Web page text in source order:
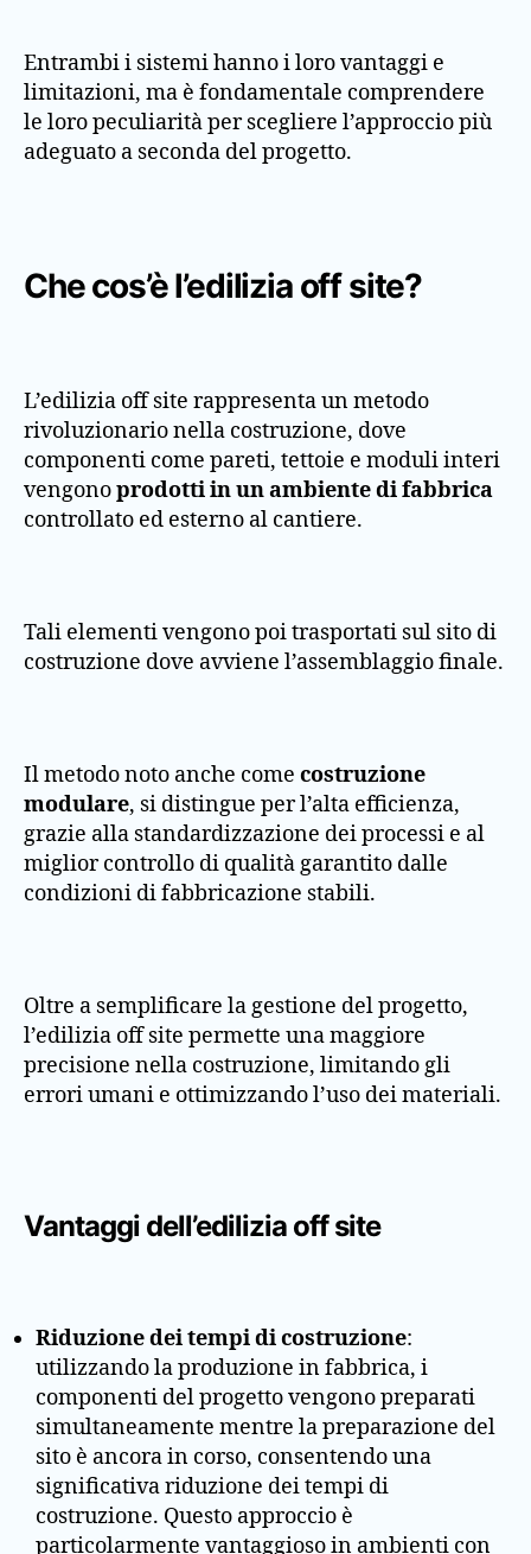
Entrambi i sistemi hanno i loro vantaggi e
limitazioni, ma è fondamentale comprendere
le loro peculiarità per scegliere l’approccio più
adeguato a seconda del progetto.
Che cos’è l’edilizia off site?
L’edilizia off site rappresenta un metodo
rivoluzionario nella costruzione, dove
componenti come pareti, tettoie e moduli interi
vengonoprodotti in un ambiente di fabbrica
controllato ed esterno al cantiere.
Tali elementi vengono poi trasportati sul sito di
costruzione dove avviene l’assemblaggio finale.
Il metodo noto anche come costruzione
modulare, si distingue per l’alta efficienza,
grazie alla standardizzazione dei processi e al
miglior controllo di qualità garantito dalle
condizioni di fabbricazione stabili.
Oltre a semplificare la gestione del progetto,
l’edilizia off site permette una maggiore
precisione nella costruzione, limitando gli
errori umani e ottimizzando l’uso dei materiali.
Vantaggi dell’edilizia off site
Riduzione dei tempi di costruzione:
utilizzando la produzione in fabbrica, i
componenti del progetto vengono preparati
simultaneamente mentre la preparazione del
sito è ancora in corso, consentendo una
significativa riduzione dei tempi di
costruzione. Questo approccio è
particolarmente vantaggioso in ambienti con